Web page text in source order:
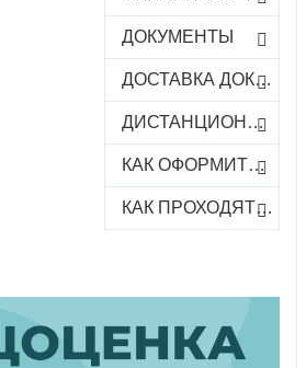
ДОКУМЕНТЫ
ДОСТАВКА ДОКУМЕНТОВ
ДИСТАНЦИОННОЕ ОБУЧЕНИЕ
КАК ОФОРМИТЬ ЗАКАЗ КУРСА
КАК ПРОХОДЯТ ОНЛАЙН-КУРСЫ